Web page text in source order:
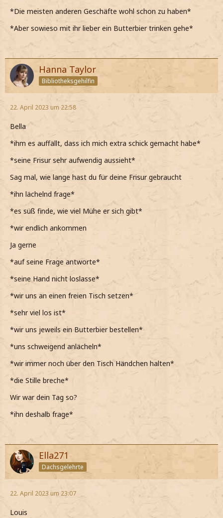
*Die meisten anderen Geschäfte wohl schon zu haben*
*Aber sowieso mit ihr lieber ein Butterbier trinken gehe*
Hanna Taylor
Bibliotheksgehilfin
22. April 2023 um 22:58
Bella
*ihm es auffällt, dass ich mich extra schick gemacht habe*
*seine Frisur sehr aufwendig aussieht*
Sag mal, wie lange hast du für deine Frisur gebraucht
*ihn lächelnd frage*
*es süß finde, wie viel Mühe er sich gibt*
*wir endlich ankommen
Ja gerne
*auf seine Frage antworte*
*seine Hand nicht loslasse*
*wir uns an einen freien Tisch setzen*
*sehr viel los ist*
*wir uns jeweils ein Butterbier bestellen*
*uns schweigend anlächeln*
*wir immer noch über den Tisch Händchen halten*
*die Stille breche*
Wir war dein Tag so?
*ihn deshalb frage*
Ella271
Dachsgelehrte
22. April 2023 um 23:07
Louis